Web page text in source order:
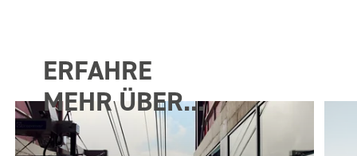
ERFAHRE
MEHR ÜBER...